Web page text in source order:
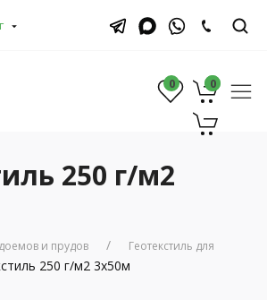
0 0
0
250 г/м2
и прудов
Геотекстиль для
250 г/м2 3x50м